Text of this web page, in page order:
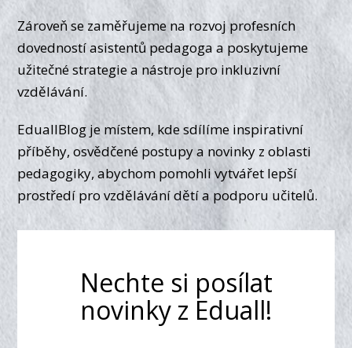
Zároveň se zaměřujeme na rozvoj profesních
dovedností asistentů pedagoga a poskytujeme
užitečné strategie a nástroje pro inkluzivní
vzdělávání.
EduallBlog je místem, kde sdílíme inspirativní
příběhy, osvědčené postupy a novinky z oblasti
pedagogiky, abychom pomohli vytvářet lepší
prostředí pro vzdělávání dětí a podporu učitelů.
Nechte si posílat
novinky z Eduall!